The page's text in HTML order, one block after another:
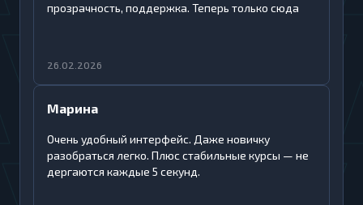
прозрачность, поддержка. Теперь только сюда
26.02.2026
Марина
Очень удобный интерфейс. Даже новичку
разобраться легко. Плюс стабильные курсы — не
дергаются каждые 5 секунд.